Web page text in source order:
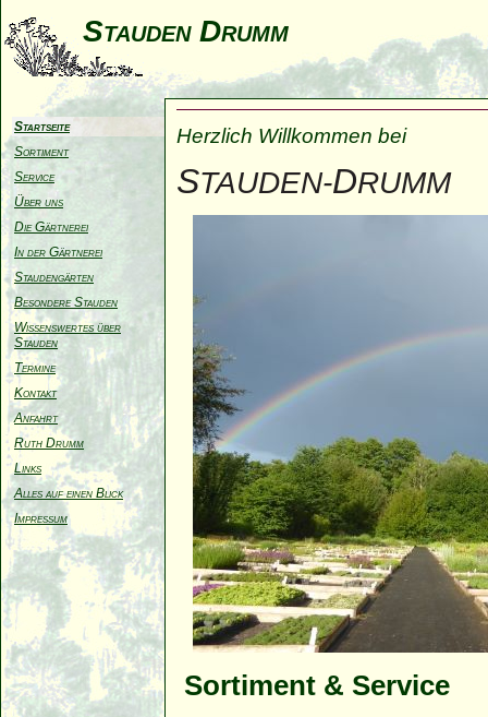
Stauden Drumm
Startseite
Sortiment
Service
Über uns
Die Gärtnerei
In der Gärtnerei
Staudengärten
Besondere Stauden
Wissenswertes über
Stauden
Termine
Kontakt
Anfahrt
Ruth Drumm
Links
Alles auf einen Blick
Impressum
Herzlich Willkommen bei
STAUDEN-DRUMM
Sortiment & Service